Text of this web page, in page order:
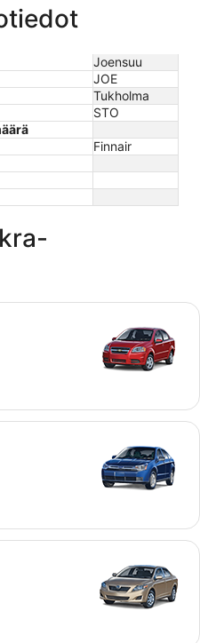
Joensuu
JOE
Tukholma
STO
Finnair